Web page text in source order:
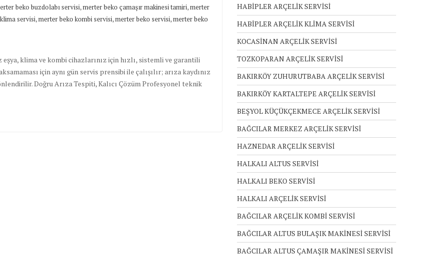
beko buzdolabı servisi,merter beko çamaşır makinesi tamiri,merter
servisi,merter beko kombi servisi,merter beko servisi,merter beko
klima ve kombi cihazlarınız için hızlı, sistemli ve garantili
için aynı gün servis prensibi ile çalışılır; arıza kaydınız
Doğru Arıza Tespiti, Kalıcı Çözüm Profesyonel teknik
HABİPLER ARÇELİK SERVİSİ
HABİPLER ARÇELİK KLİMA SERVİSİ
KOCASİNAN ARÇELİK SERVİSİ
TOZKOPARAN ARÇELİK SERVİSİ
BAKIRKÖY ZUHURUTBABA ARÇELİK SERVİSİ
BAKIRKÖY KARTALTEPE ARÇELİK SERVİSİ
BEŞYOL KÜÇÜKÇEKMECE ARÇELİK SERVİSİ
BAĞCILAR MERKEZ ARÇELİK SERVİSİ
HAZNEDAR ARÇELİK SERVİSİ
HALKALI ALTUS SERVİSİ
HALKALI BEKO SERVİSİ
HALKALI ARÇELİK SERVİSİ
BAĞCILAR ARÇELİK KOMBİ SERVİSİ
BAĞCILAR ALTUS BULAŞIK MAKİNESİ SERVİSİ
BAĞCILAR ALTUS ÇAMAŞIR MAKİNESİ SERVİSİ